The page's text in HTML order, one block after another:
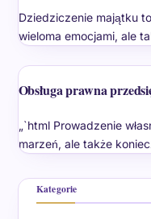
Dziedziczenie majątku
wieloma emocjami, ale
Obsługa prawna
„`html Prowadzenie
marzeń, ale także
Kategorie